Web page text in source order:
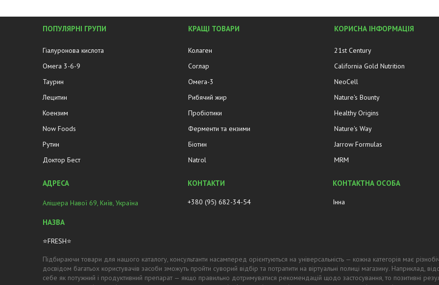
ПОПУЛЯРНІ ГРУПИ
Гіалуронова кислота
Омега 3-6-9
Таурин
Лецитин
Коензим
Now Foods
Рутин
Доктор Бест
КРАЩІ ТОВАРИ
Колаген
Соглар
Омега-3
Рибячий жир
Пробіотики
Ферменти та ензими
Біотин
Natrol
КОРИСНА ІНФОРМАЦІЯ
21st Century
California Gold Nutrition
NeoCell
Nature's Bounty
Healthy Origins
Nature's Way
Jarrow Formulas
MRM
Алішера Навої 69, Київ, Україна
⭐FRESH⭐
+380 (95) 682-34-54 Інна
Підбираючи товари для нашого каталогу, консультанти насамперед орієнтуються на універсальність — кожна категорія має
досвідом багатьох користувачів засоби зможуть пройти суворий відбір та потрапити на віртуальні полиці магазину. Наприклад,
себе як потужний і продуктивний препарат — якщо правильно дотримуватися рекомендацій щодо застосування, то позитивні